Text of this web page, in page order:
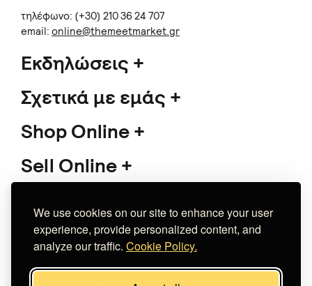
We use cookies on our site to enhance your user
experience, provide personalized content, and
analyze our traffic. Cookie Policy.
τηλέφωνο: (+30) 210 36 24 707
email: online@themeetmarket.gr
Εκδηλώσεις
Σχετικά με εμάς
Shop Online
Sell Online